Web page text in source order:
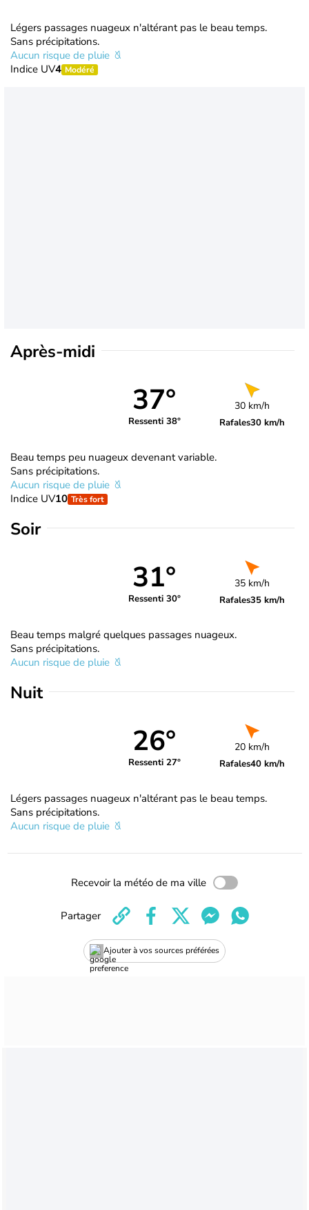
Légers passages nuageux n'altérant pas le beau temps.
Sans précipitations.
Aucun risque de pluie
Indice UV4 Modéré
Après-midi
37°
Ressenti 38°
30 km/h
Rafales30 km/h
Beau temps peu nuageux devenant variable.
Sans précipitations.
Aucun risque de pluie
Indice UV10 Très fort
Soir
31°
Ressenti 30°
35 km/h
Rafales35 km/h
Beau temps malgré quelques passages nuageux.
Sans précipitations.
Aucun risque de pluie
Nuit
26°
Ressenti 27°
20 km/h
Rafales40 km/h
Légers passages nuageux n'altérant pas le beau temps.
Sans précipitations.
Aucun risque de pluie
Recevoir la météo de ma ville
Ajouter à vos sources préférées
Partager